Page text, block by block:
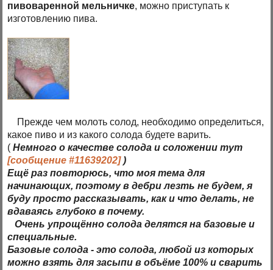
пивоваренной мельничке, можно приступать к
изготовлению пива.
Прежде чем молоть солод, необходимо определиться,
какое пиво и из какого солода будете варить.
(Немного о качестве солода и соложении тут
[сообщение #11639202])
Ещё раз повторюсь, что моя тема для
начинающих, поэтому в дебри лезть не будем, я
буду просто рассказывать,как и что делать, не
вдаваясь глубоко впочему.
Очень упрощённо солода делятся набазовые и
специальные.
Базовые солода - это солода, любой из которых
можно взять для засыпи в объёме 100% и сварить